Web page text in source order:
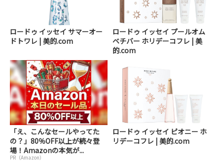
ロードゥ イッセイ サマーオー
ドトワレ | 美的.com
ロードゥ イッセイ プールオム
ベチバー ホリデーコフレ | 美
的.com
「え、こんなセールやってた
の？」80％OFF以上が続々登
場！Amazonの本気が...
PR（Amazon）
ロードゥ イッセイ ピオニー ホ
リデーコフレ | 美的.com